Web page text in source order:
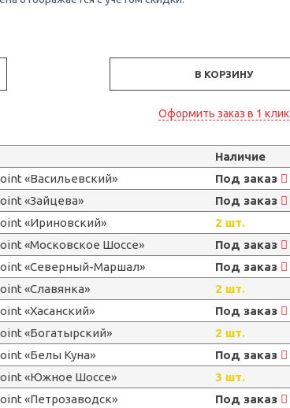
В КОРЗИНУ
Оформить заказ в 1 клик
Наличие
«Васильевский»
Под заказ
«Зайцева»
Под заказ
«Ириновский»
2 шт.
«Московское Шоссе»
Под заказ
«Северный-Маршал»
Под заказ
«Славянка»
2 шт.
«Хасанский»
Под заказ
«Богатырский»
2 шт.
«Белы Куна»
Под заказ
«Южное Шоссе»
3 шт.
«Петрозаводск»
Под заказ